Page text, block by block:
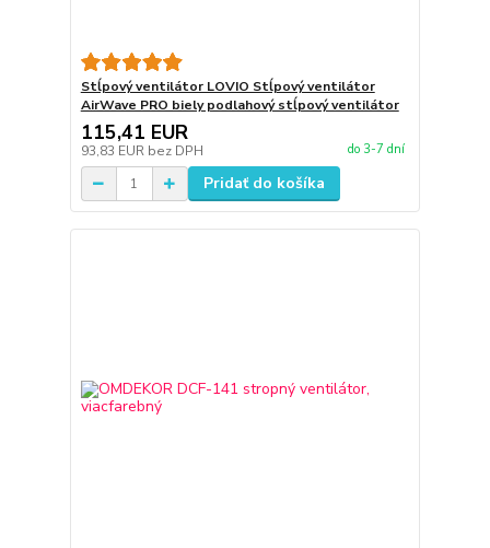
Stĺpový ventilátor LOVIO Stĺpový ventilátor
AirWave PRO biely podlahový stĺpový ventilátor
115,41 EUR
93,83 EUR bez DPH do 3-7 dní
Pridať do košíka